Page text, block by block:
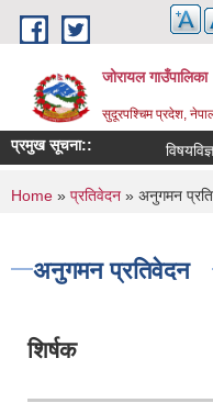
Skip to main content
जोरायल गाउँपालिका
सुदूरपश्चिम प्रदेश,
प्रमुख सूचना::
You are here
Home » प्रतिवेदन » अनुगमन
अनुगमन प्रतिवेदन
शिर्षक